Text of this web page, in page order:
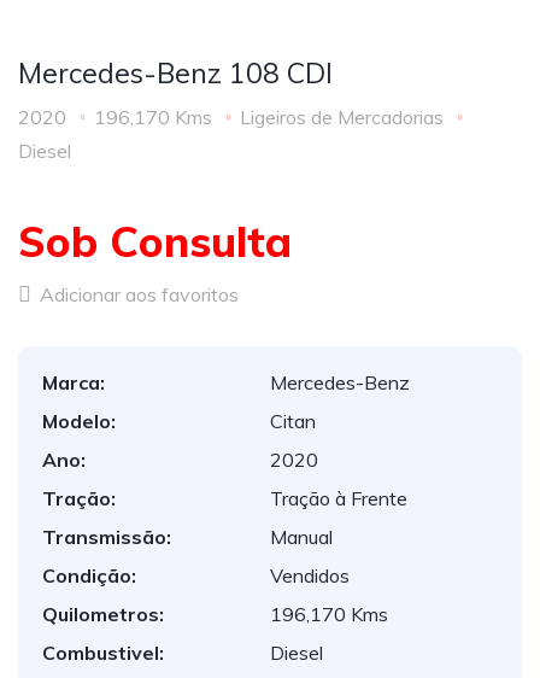
Mercedes-Benz 108 CDI
2020 196,170 Kms
Ligeiros de Mercadorias
Diesel
Sob Consulta
Adicionar aos favoritos
Marca:
Mercedes-Benz
Modelo:
Citan
Ano:
2020
Tração:
Tração à Frente
Transmissão:
Manual
Condição:
Vendidos
Quilometros:
196,170 Kms
Combustivel:
Diesel